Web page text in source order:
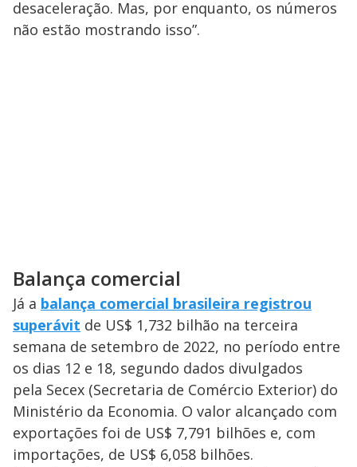
desaceleração. Mas, por enquanto, os números
não estão mostrando isso”.
Balança comercial
Já a balança comercial brasileira registrou
superávit de US$ 1,732 bilhão na terceira
semana de setembro de 2022, no período entre
os dias 12 e 18, segundo dados divulgados
pela Secex (Secretaria de Comércio Exterior) do
Ministério da Economia. O valor alcançado com
exportações foi de US$ 7,791 bilhões e, com
importações, de US$ 6,058 bilhões.